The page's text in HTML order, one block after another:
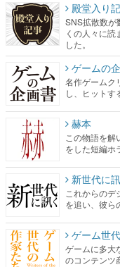
殿堂入り
SNS拡散数が
くの人々に読
した。
ゲームの
名作ゲームク
し、ヒットす
赫本
この物語を
をした短編ホ
新世代に
これからの
を追い、彼ら
ゲーム世
ゲームに多大
のコンテンツ